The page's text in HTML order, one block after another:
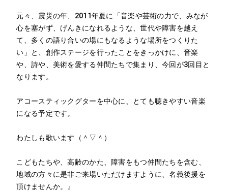
元々、震災の年、2011年夏に「音楽や芸術の力で、みなが
心を塞がず、げんきになれるような、世代や障害を越え
て、多くの語り合いの場にもなるような場所をつくりた
い」と、創作ステージを行ったことをきっかけに、音楽
や、詩や、美術を愛する仲間たちで集まり、今回が3回目と
なります。
アコースティックグターを中心に、とても聴きやすい音楽
になる予定です。
わたしも歌います（＾▽＾）
こどもたちや、高齢のかた、障害をもつ仲間たちを含む、
地域の方々に是非ご来場いただけますように、名義後援を
頂けませんか。』